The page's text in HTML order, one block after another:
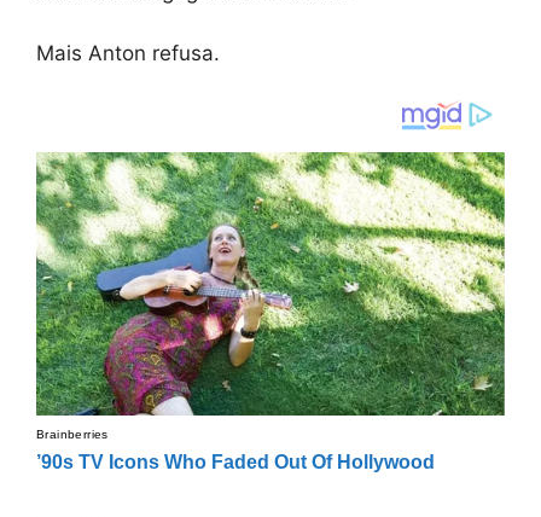
Mais Anton refusa.